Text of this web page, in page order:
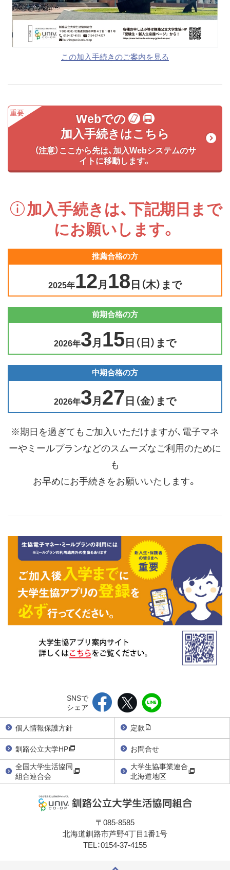
この加入手続きのご案内を見る
Webでの
加入手続きはこちら
（注意）ここから先は、加入Webシステムのサ
イトに移動します。
加入手続きは、下記期日まで
にお願いします。
推薦合格の方
2025年12月18日（木）まで
前期合格の方
2026年3月15日（日）まで
中期合格の方
2026年3月27日（金）まで
※期日を過ぎてもご加入いただけますが、電子マネ
ーやミールプランなどのスムーズなご利用のために
も
お早めにお手続きをお願いいたします。
SNSで
シェア
個人情報保護方針
定款
釧路公立大学HP
お問合せ
全国大学生活協同
組合連合会
大学生協事業連合
北海道地区
〒085-8585
北海道釧路市芦野4丁目1番1号
TEL：0154-37-4155